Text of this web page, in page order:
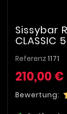
Sissybar
CLASSIC
Referenz 1171
210,00 €
Bewertung: